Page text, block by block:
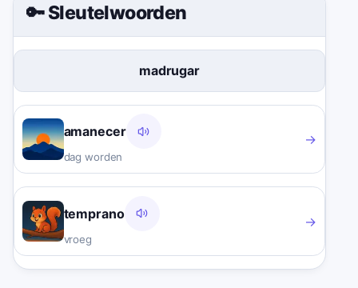
🔑 Sleutelwoorden
madrugar
amanecer
dag worden
→
temprano
vroeg
→